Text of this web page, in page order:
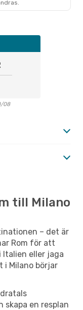
08
till Milano
– det är
Rom för att
eller jaga
i Milano börjar
en resplan